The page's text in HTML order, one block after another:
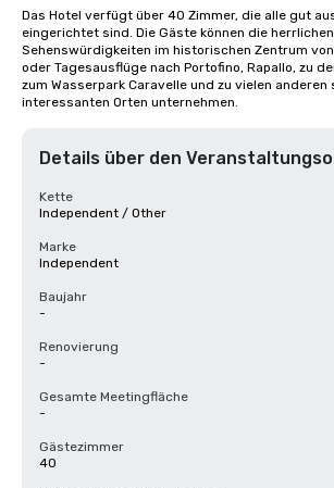
Das Hotel verfügt über 40 Zimmer, die alle gut
eingerichtet sind. Die Gäste können die herrlichen
Sehenswürdigkeiten im historischen Zentrum
oder Tagesausflüge nach Portofino, Rapallo, zu
zum Wasserpark Caravelle und zu vielen anderen
interessanten Orten unternehmen.
Details über den
Kette
Independent / Other
Marke
Independent
Baujahr
-
Renovierung
-
Gesamte Meetingfläche
-
Gästezimmer
40